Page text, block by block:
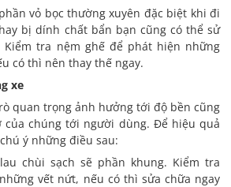
vỏ bọc thường xuyên đặc biệt khi đi
bị dính chất bẩn bạn cũng có thể sử
Kiểm tra nệm ghế để phát hiện những
có thì nên thay thế ngay.
xe
quan trọng ảnh hưởng tới độ bền cũng
của chúng tới người dùng. Để hiệu quả
ý những điều sau:
chùi sạch sẽ phần khung. Kiểm tra
vết nứt, nếu có thì sửa chữa ngay